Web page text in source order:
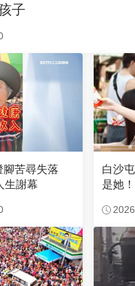
子
腳苦尋失落
生謝幕
白沙
是她